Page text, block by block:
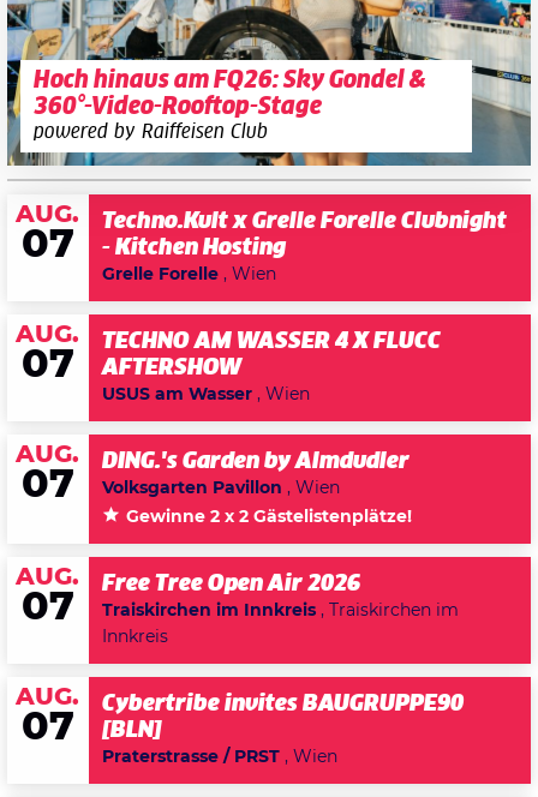
Hoch hinaus am FQ26: Sky Gondel &
360°-Video-Rooftop-Stage
powered by Raiffeisen Club
AUG.
07
Techno.Kult x Grelle Forelle Clubnight
- Kitchen Hosting
Grelle Forelle , Wien
AUG.
07
TECHNO AM WASSER 4 X FLUCC
AFTERSHOW
USUS am Wasser , Wien
AUG.
07
DING.'s Garden by Almdudler
Volksgarten Pavillon , Wien
Gewinne 2 x 2 Gästelistenplätze!
AUG.
07
Free Tree Open Air 2026
Traiskirchen im Innkreis , Traiskirchen im
Innkreis
AUG.
07
Cybertribe invites BAUGRUPPE90
[BLN]
Praterstrasse / PRST , Wien